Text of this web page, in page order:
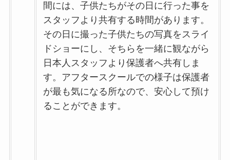
間には、子供たちがその日に行った事を
スタッフより共有する時間があります。
その日に撮った子供たちの写真をスライ
ドショーにし、そちらを一緒に観ながら
日本人スタッフより保護者へ共有しま
す。アフタースクールでの様子は保護者
が最も気になる所なので、安心して預け
ることができます。